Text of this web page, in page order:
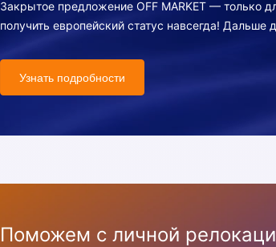
Закрытое предложение OFF MARKET — только
получить европейский статус навсегда! Дальше
Узнать подробности
Поможем с личной